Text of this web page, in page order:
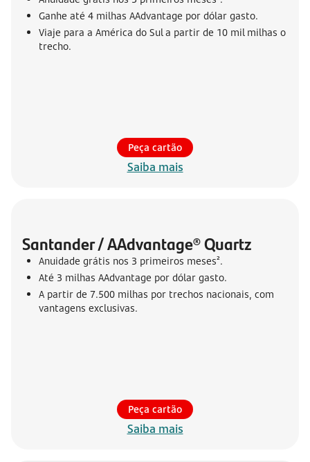
Ganhe até 4 milhas AAdvantage por dólar gasto.
Viaje para a América do Sul a partir de 10 mil milhas o
trecho.
Peça cartão
Saiba mais
Santander / AAdvantage® Quartz
Anuidade grátis nos 3 primeiros meses².
Até 3 milhas AAdvantage por dólar gasto.
A partir de 7.500 milhas por trechos nacionais, com
vantagens exclusivas.
Peça cartão
Saiba mais